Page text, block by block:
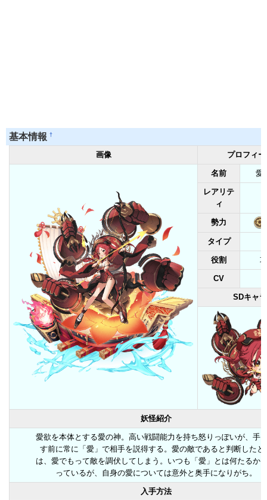
基本情報 †
画像 プロフィ
名前 愛
レアリテ
ィ
勢力
タイプ
役割
CV
SDキャラ
妖怪紹介
愛欲を本体とする愛の神。高い戦闘能力を持ち怒りっぽいが、手
す前に常に「愛」で相手を説得する。愛の敵であると判断したと
は、愛でもって敵を調伏してしまう。いつも「愛」とは何たるか
っているが、自身の愛については意外と奥手になりがち。
入手方法